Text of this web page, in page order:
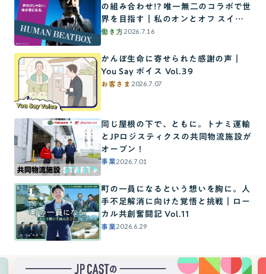
の組み合わせ!? 唯一無二のコラボで世
界を目指す｜私のオンとオフ スイッ
チインタビュー
働き方2026.7.16
かんぽ生命に寄せられた感謝の声｜
You Say ボイス Vol.39
お客さま 2026.7.07
同じ屋根の下で、ともに。トナミ運輸
とJPロジスティクスの共同物流施設が
オープン！
事業2026.7.01
町の一員になるという想いを胸に。人
手不足解消に向けた覚悟と挑戦｜ロー
カル共創奮闘記 Vol.11
事業2026.6.29